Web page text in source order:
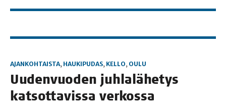
AJANKOHTAISTA, HAUKIPUDAS, KELLO, OULU
Uuden­vuo­den juh­la­lä­he­tys
kat­sot­ta­vis­sa verkossa